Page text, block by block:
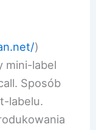
)
mini-label
Sposób
labelu.